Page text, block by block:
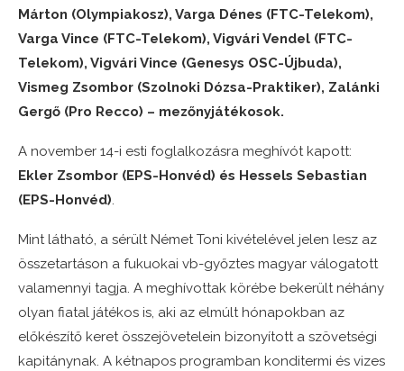
Márton (Olympiakosz), Varga Dénes (FTC-Telekom),
Varga Vince (FTC-Telekom), Vigvári Vendel (FTC-
Telekom), Vigvári Vince (Genesys OSC-Újbuda),
Vismeg Zsombor (Szolnoki Dózsa-Praktiker), Zalánki
Gergő (Pro Recco) – mezőnyjátékosok.
A november 14-i esti foglalkozásra meghívót kapott:
Ekler Zsombor (EPS-Honvéd) és Hessels Sebastian
(EPS-Honvéd).
Mint látható, a sérült Német Toni kivételével jelen lesz az
összetartáson a fukuokai vb-győztes magyar válogatott
valamennyi tagja. A meghívottak körébe bekerült néhány
olyan fiatal játékos is, aki az elmúlt hónapokban az
előkészítő keret összejövetelein bizonyított a szövetségi
kapitánynak. A kétnapos programban konditermi és vizes